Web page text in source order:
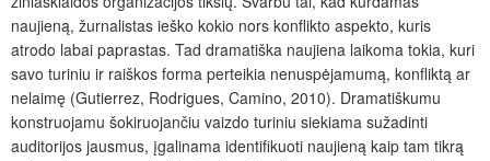
naujieną, žurnalistas ieško kokio nors konflikto aspekto, kuris
atrodo labai paprastas. Tad dramatiška naujiena laikoma tokia, kuri
savo turiniu ir raiškos forma perteikia nenuspėjamumą, konfliktą ar
nelaimę (Gutierrez, Rodrigues, Camino, 2010). Dramatiškumu
konstruojamu šokiruojančiu vaizdo turiniu siekiama sužadinti
auditorijos jausmus, įgalinama identifikuoti naujieną kaip tam tikrą